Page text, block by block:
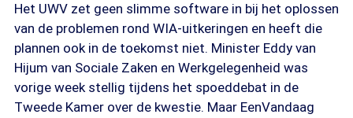
Het UWV zet geen slimme software in bij het oplossen
van de problemen rond WIA-uitkeringen en heeft die
plannen ook in de toekomst niet. Minister Eddy van
Hijum van Sociale Zaken en Werkgelegenheid was
vorige week stellig tijdens het spoeddebat in de
Tweede Kamer over de kwestie. Maar EenVandaag